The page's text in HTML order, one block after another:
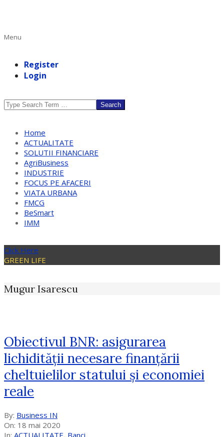
Primary
Menu
Register
Login
Search
Home
ACTUALITATE
SOLUTII FINANCIARE
AgriBusiness
INDUSTRIE
FOCUS PE AFACERI
VIATA URBANA
FMCG
BeSmart
IMM
Click Here
GREEN LIFE
Mugur Isarescu
Obiectivul BNR: asigurarea
lichidităţii necesare finanţării
cheltuielilor statului şi economiei
reale
2020-
05-
18
By: Business IN
On: 18 mai 2020